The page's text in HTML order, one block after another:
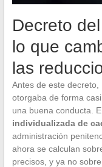
Decreto
lo que
las
Antes de este
otorgaba de forma
una buena conducta.
individualizada de
administración
ahora se calculan
precisos, y ya no